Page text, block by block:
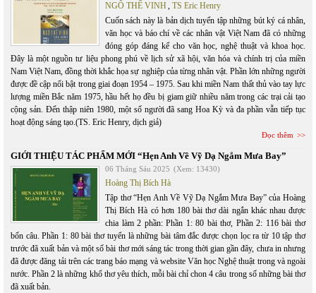
NGÔ THẾ VINH, TS Eric Henry
Cuốn sách này là bản dịch tuyển tập những bút ký cá nhân,
văn học và báo chí về các nhân vật Việt Nam đã có những
đóng góp đáng kể cho văn học, nghệ thuật và khoa học.
Đây là một nguồn tư liệu phong phú về lịch sử xã hội, văn hóa và chính trị của miền
Nam Việt Nam, đồng thời khắc họa sự nghiệp của từng nhân vật. Phần lớn những người
được đề cập nổi bật trong giai đoạn 1954 – 1975. Sau khi miền Nam thất thủ vào tay lực
lượng miền Bắc năm 1975, hầu hết họ đều bị giam giữ nhiều năm trong các trại cải tạo
cộng sản. Đến thập niên 1980, một số người đã sang Hoa Kỳ và đa phần vẫn tiếp tục
hoạt động sáng tạo.(TS. Eric Henry, dịch giả)
Đọc thêm
GIỚI THIỆU TÁC PHẨM MỚI “Hẹn Anh Về Vỹ Dạ Ngắm Mưa Bay”
06 Tháng Sáu 2025 (Xem: 13430)
Hoàng Thị Bích Hà
Tập thơ “Hẹn Anh Về Vỹ Dạ Ngắm Mưa Bay” của Hoàng
Thị Bích Hà có hơn 180 bài thơ dài ngắn khác nhau được
chia làm 2 phần: Phần 1: 80 bài thơ, Phần 2: 116 bài thơ
bốn câu. Phần 1: 80 bài thơ tuyển là những bài tâm đắc được chọn lọc ra từ 10 tập thơ
trước đã xuất bản và một số bài thơ mới sáng tác trong thời gian gần đây, chưa in nhưng
đã được đăng tải trên các trang báo mạng và website Văn học Nghệ thuật trong và ngoài
nước. Phần 2 là những khổ thơ yêu thích, mỗi bài chỉ chon 4 câu trong số những bài thơ
đã xuất bản.